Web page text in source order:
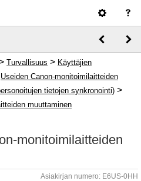
Turvallisuus > Käyttäjien
Useiden Canon-monitoimilaitteiden
tietojen synkronointi) >
muuttaminen
monitoimilaitteiden
Asiakirjan numero: E6US-0HH